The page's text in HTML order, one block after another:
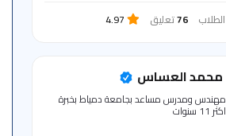
الطلاب 76تعليق 4.97
محمد العساس
مهندس ومدرس مساعد بجامعة دمياط بخبرة
اكثر 11 سنوات